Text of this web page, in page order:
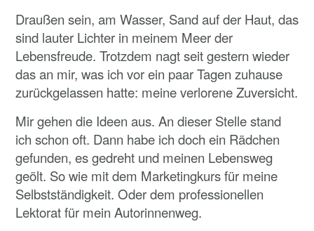
Draußen sein, am Wasser, Sand auf der Haut, das
sind lauter Lichter in meinem Meer der
Lebensfreude. Trotzdem nagt seit gestern wieder
das an mir, was ich vor ein paar Tagen zuhause
zurückgelassen hatte: meine verlorene Zuversicht.
Mir gehen die Ideen aus. An dieser Stelle stand
ich schon oft. Dann habe ich doch ein Rädchen
gefunden, es gedreht und meinen Lebensweg
geölt. So wie mit dem Marketingkurs für meine
Selbstständigkeit. Oder dem professionellen
Lektorat für mein Autorinnenweg.